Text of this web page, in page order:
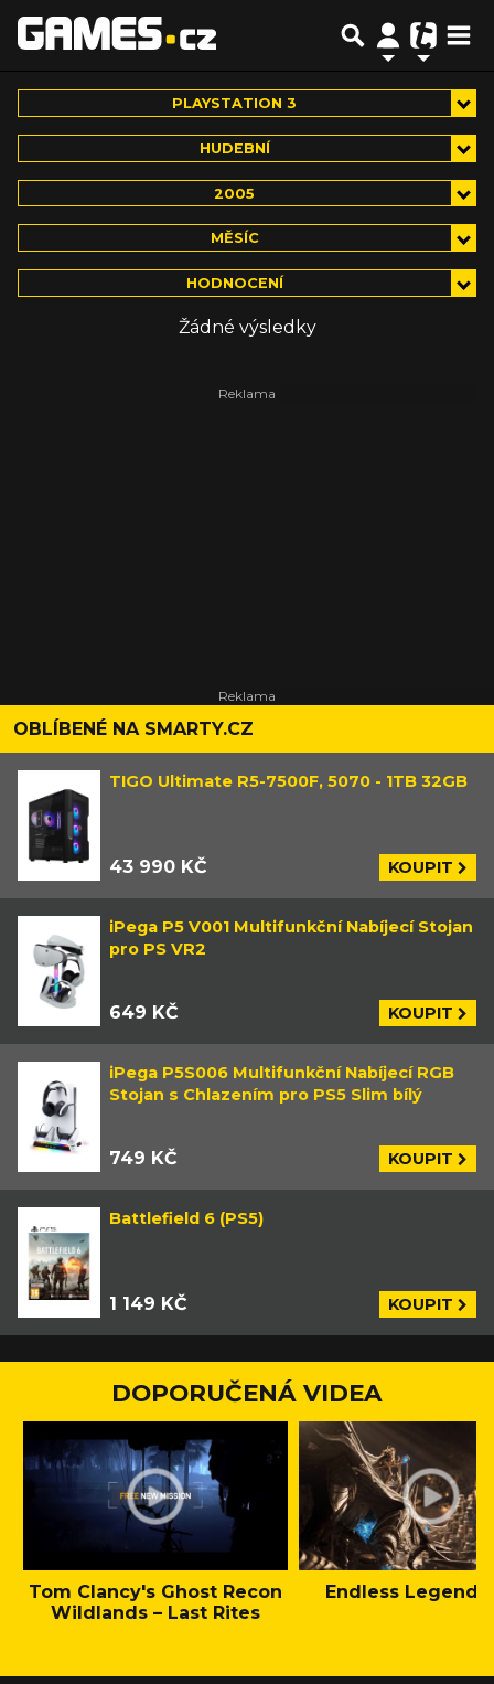
PLAYSTATION 3
HUDEBNÍ
2005
MĚSÍC
HODNOCENÍ
Žádné výsledky
OBLÍBENÉ NA SMARTY.CZ
TIGO Ultimate R5-7500F, 5070 - 1TB 32GB
43 990 KČ KOUPIT
iPega P5 V001 Multifunkční Nabíjecí Stojan
pro PS VR2
649 KČ KOUPIT
iPega P5S006 Multifunkční Nabíjecí RGB
Stojan s Chlazením pro PS5 Slim bílý
749 KČ KOUPIT
Battlefield 6 (PS5)
1 149 KČ KOUPIT
DOPORUČENÁ VIDEA
Tom Clancy's Ghost Recon
Wildlands – Last Rites
Endless Legend